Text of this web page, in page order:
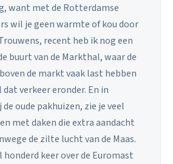
want met de Rotterdamse
wil je geen warmte of kou door
recent heb ik nog een
buurt van de Markthal, waar de
de markt vaak last hebben
verkeer eronder. En in
oude pakhuizen, zie je veel
met daken die extra aandacht
de zilte lucht van de Maas.
honderd keer over de Euromast